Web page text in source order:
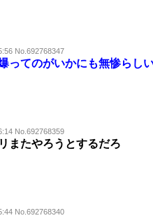
No.692768347
ってのがいかにも無惨らし
No.692768359
またやろうとするだろ
No.692768340